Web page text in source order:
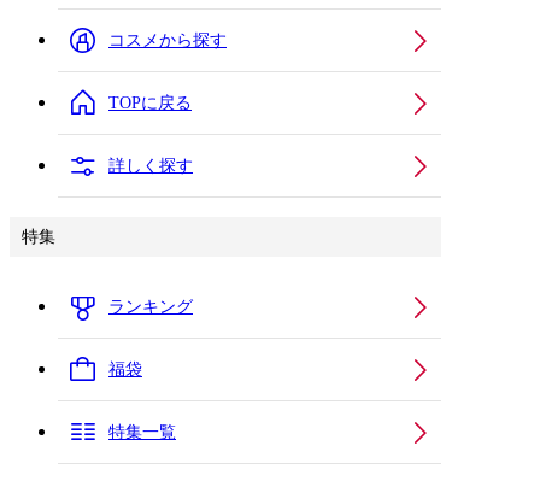
コスメから探す
TOPに戻る
詳しく探す
特集
ランキング
福袋
特集一覧